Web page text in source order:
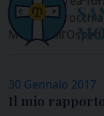
Chiesa
Messa
30 Gennaio 2017
Il mio